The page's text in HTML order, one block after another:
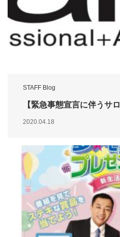
STAFF Blog
【緊急事態宣言に伴うサ
2020.04.18